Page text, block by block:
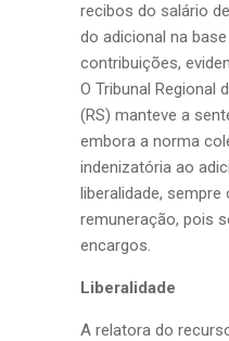
recibos do salário
do adicional na
contribuições,
O Tribunal Regional
(RS) manteve a
embora a norma
indenizatória ao
liberalidade,
remuneração, pois
encargos.
Liberalidade
A relatora do